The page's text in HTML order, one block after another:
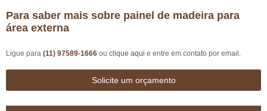
Para saber mais sobre painel de madeira para
área externa
Ligue para (11) 97589-1666 ou clique aqui e entre em contato por email.
Solicite um orçamento